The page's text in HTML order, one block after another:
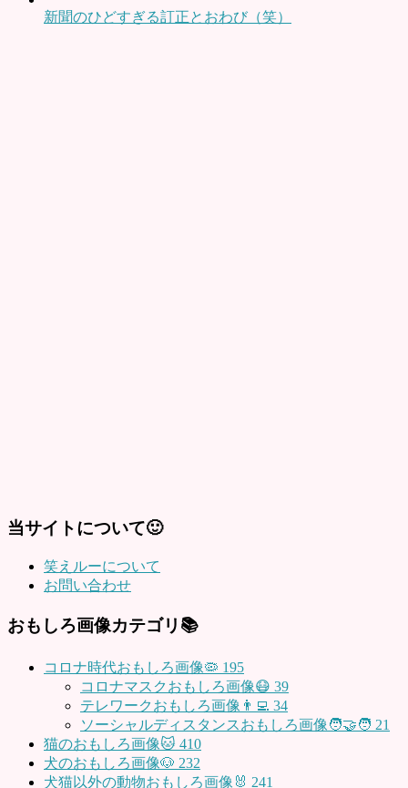
新聞のひどすぎる訂正とおわび（笑）
当サイトについて🙂
笑えルーについて
お問い合わせ
おもしろ画像カテゴリ📚
コロナ時代おもしろ画像🦠 195
コロナマスクおもしろ画像😷 39
テレワークおもしろ画像👨‍💻 34
ソーシャルディスタンスおもしろ画像🧑‍🤝‍🧑 21
猫のおもしろ画像🐱 410
犬のおもしろ画像🐶 232
犬猫以外の動物おもしろ画像🐰 241